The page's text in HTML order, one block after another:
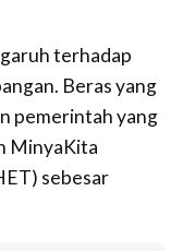
terhadap
Beras yang
pemerintah yang
MinyaKita
sebesar